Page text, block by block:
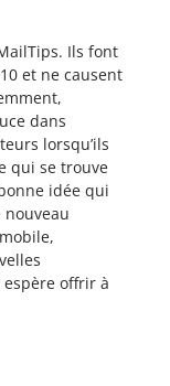
Ils font
et ne causent
dans
lorsqu’ils
qui se trouve
idée qui
offrir à